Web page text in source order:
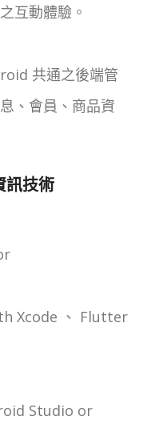
互動體驗。
共通之後端管
、會員、商品資
訊技術
Xcode 、 Flutter
Studio or